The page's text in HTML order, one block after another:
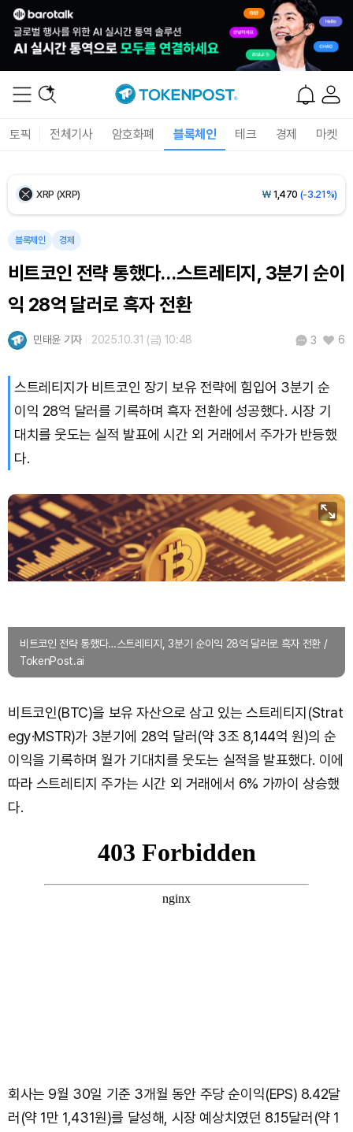
토픽 전체기사 암호화폐 블록체인 테크 경제 마켓
Ethereum (ETH) ₩2,711,628(-0.26%)
XRP (XRP) ₩ 1,470 (-3.21%)
Solana (SOL)
TRON (TRX) ₩464.7(-0.29%)
Hyperliquid (HYPE)
Bitcoin (BTC) ₩91,636,767(-0.45%)
블록체인 경제
비트코인 전략 통했다…스트레티지, 3분기 순이
익 28억 달러로 흑자 전환
민태윤 기자 2025.10.31 (금) 10:48 3 6
스트레티지가 비트코인 장기 보유 전략에 힘입어 3분기 순
이익 28억 달러를 기록하며 흑자 전환에 성공했다. 시장 기
대치를 웃도는 실적 발표에 시간 외 거래에서 주가가 반등했
다.
비트코인 전략 통했다…스트레티지, 3분기 순이익 28억 달러로 흑자 전환 /
TokenPost.ai
비트코인(BTC)을 보유 자산으로 삼고 있는 스트레티지(Strat
egy·MSTR)가 3분기에 28억 달러(약 3조 8,144억 원)의 순
이익을 기록하며 월가 기대치를 웃도는 실적을 발표했다. 이에
따라 스트레티지 주가는 시간 외 거래에서 6% 가까이 상승했
다.
회사는 9월 30일 기준 3개월 동안 주당 순이익(EPS) 8.42달
러(약 1만 1,431원)를 달성해, 시장 예상치였던 8.15달러(약 1